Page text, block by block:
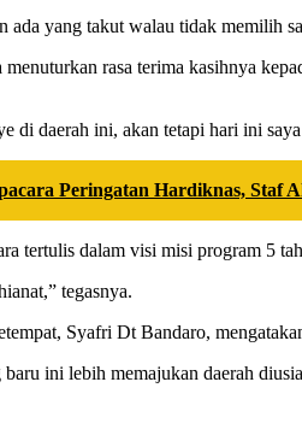
ada yang takut walau tidak memilih
rasa terima kasihnya
di daerah ini, akan tetapi hari ini
Peringatan Hardiknas, Staf
tertulis dalam visi misi program 5
tegasnya.
Syafri Dt Bandaro,
ini lebih memajukan daerah